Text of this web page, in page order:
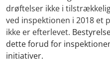
drøftelser ikke i
ved inspektionen i 2018 et
ikke er efterlevet.
dette forud for
initiativer.